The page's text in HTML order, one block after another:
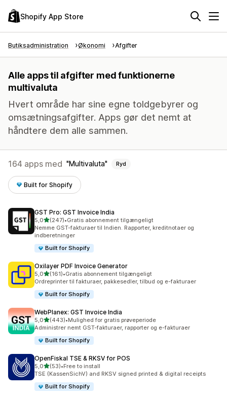
Shopify App Store
Butiksadministration Økonomi Afgifter
Alle apps til afgifter med funktionerne
multivaluta
Hvert område har sine egne toldgebyrer og
omsætningsafgifter. Apps gør det nemt at
håndtere dem alle sammen.
164 apps med Multivaluta Ryd
Built for Shopify
GST Pro: GST Invoice India
5,0ud af 5 stjerner
(247)
247 anmeldelser i alt
•Gratis abonnement tilgængeligt
Nemme GST-fakturaer til Indien. Rapporter, kreditnotaer og
indberetninger
Built for Shopify
Oxilayer PDF Invoice Generator
5,0ud af 5 stjerner
(161)
161 anmeldelser i alt
•Gratis abonnement tilgængeligt
Ordreprinter til fakturaer, pakkesedler, tilbud og e-fakturaer
Built for Shopify
WebPlanex: GST Invoice India
5,0ud af 5 stjerner
(443)
443 anmeldelser i alt
•Mulighed for gratis prøveperiode
Administrer nemt GST-fakturaer, rapporter og e-fakturaer
Built for Shopify
OpenFiskal TSE & RKSV for POS
5,0ud af 5 stjerner
(53)
53 anmeldelser i alt
•Free to install
TSE (KassenSichV) and RKSV signed printed & digital receipts
Built for Shopify